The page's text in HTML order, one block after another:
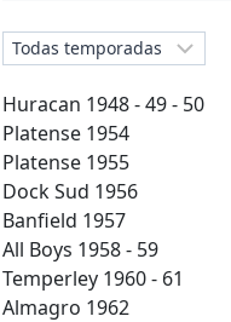
Huracan 1948 - 49 - 50
Platense 1954
Platense 1955
Dock Sud 1956
Banfield 1957
All Boys 1958 - 59
Temperley 1960 - 61
Almagro 1962